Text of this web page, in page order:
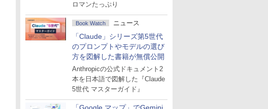
ロマンたっぷり
Book Watch ニュース
「Claude」シリーズ第5世代
のプロンプトやモデルの選び
方を図解した書籍が無償公開
Anthropicの公式ドキュメント2
本を日本語で図解した『Claude
5世代 マスターガイド』